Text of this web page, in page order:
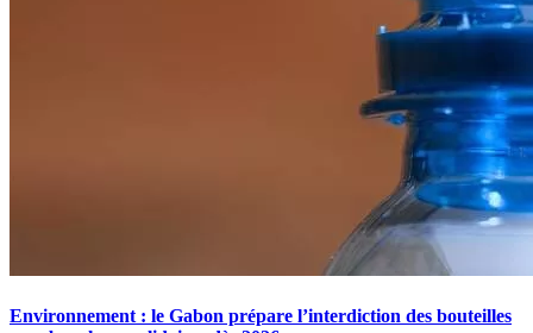
Environnement : le Gabon prépare l’interdiction des bouteilles